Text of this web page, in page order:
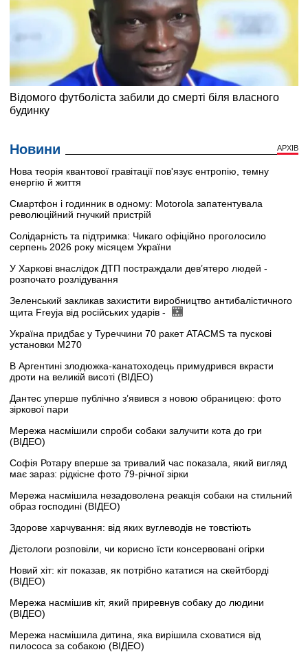
Новини АРХІВ
Нова теорія квантової гравітації пов'язує ентропію, темну
енергію й життя
Смартфон і годинник в одному: Motorola запатентувала
революційний гнучкий пристрій
Солідарність та підтримка: Чикаго офіційно проголосило
серпень 2026 року місяцем України
У Харкові внаслідок ДТП постраждали дев’ятеро людей -
розпочато розлідування
Зеленський закликав захистити виробництво антибалістичного
щита Freyja від російських ударів -
Україна придбає у Туреччини 70 ракет ATACMS та пускові
установки M270
В Аргентині злодюжка-канатоходець примудрився вкрасти
дроти на великій висоті (ВІДЕО)
Дантес уперше публічно з’явився з новою обраницею: фото
зіркової пари
Мережа насмішили спроби собаки залучити кота до гри
(ВІДЕО)
Софія Ротару вперше за тривалий час показала, який вигляд
має зараз: рідкісне фото 79-річної зірки
Мережа насмішила незадоволена реакція собаки на стильний
образ господині (ВІДЕО)
Здорове харчування: від яких вуглеводів не товстіють
Дієтологи розповіли, чи корисно їсти консервовані огірки
Новий хіт: кіт показав, як потрібно кататися на скейтборді
(ВІДЕО)
Мережа насмішив кіт, який приревнув собаку до людини
(ВІДЕО)
Мережа насмішила дитина, яка вирішила сховатися від
пилососа за собакою (ВІДЕО)